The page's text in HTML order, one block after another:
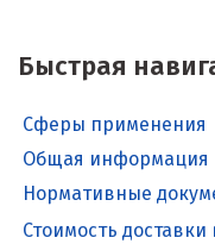
Быстрая
Сферы применения
Общая информация
Нормативные
Стоимость доставки